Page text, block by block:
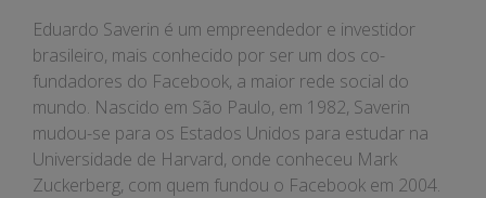
Eduardo Saverin é um empreendedor e investidor
brasileiro, mais conhecido por ser um dos co-
fundadores do Facebook, a maior rede social do
mundo. Nascido em São Paulo, em 1982, Saverin
mudou-se para os Estados Unidos para estudar na
Universidade de Harvard, onde conheceu Mark
Zuckerberg, com quem fundou o Facebook em 2004.